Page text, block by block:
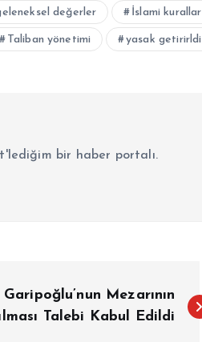
değerler İslami kurallar
Taliban yönetimi yasak getirirldi
bir haber portalı.
Garipoğlu’nun Mezarının
Talebi Kabul Edildi